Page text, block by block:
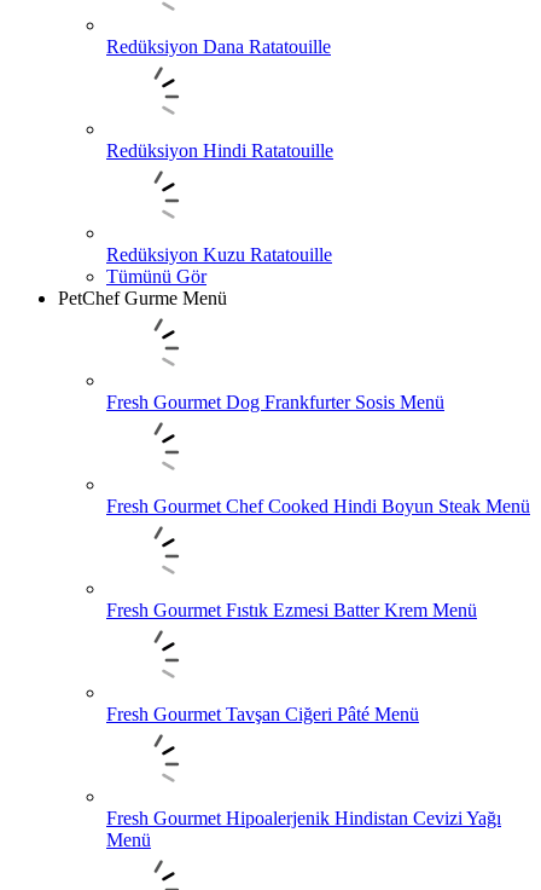
Redüksiyon Dana Ratatouille
Redüksiyon Hindi Ratatouille
Redüksiyon Kuzu Ratatouille
Tümünü Gör
PetChef Gurme Menü
Fresh Gourmet Dog Frankfurter Sosis Menü
Fresh Gourmet Chef Cooked Hindi Boyun Steak Menü
Fresh Gourmet Fıstık Ezmesi Batter Krem Menü
Fresh Gourmet Tavşan Ciğeri Pâté Menü
Fresh Gourmet Hipoalerjenik Hindistan Cevizi Yağı
Menü